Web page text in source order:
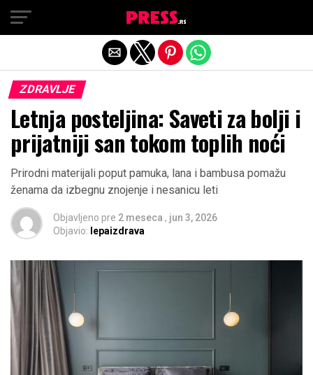
ZDRAVLJE
Letnja posteljina: Saveti za bolji i
prijatniji san tokom toplih noći
Prirodni materijali poput pamuka, lana i bambusa pomažu
ženama da izbegnu znojenje i nesanicu leti
Objavljeno pre 2 meseca , jun 3, 2026
Objavio: lepaizdrava
Exit mobile version